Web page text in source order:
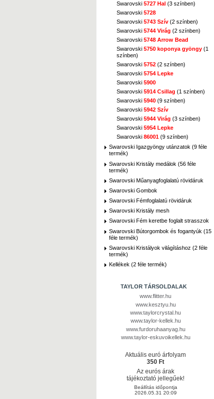
Swarovski 5727 Hal (3 színben)
Swarovski 5728
Swarovski 5743 Szív (2 színben)
Swarovski 5744 Virág (2 színben)
Swarovski 5748 Arrow Bead
Swarovski 5750 koponya gyöngy (1
színben)
Swarovski 5752 (2 színben)
Swarovski 5754 Lepke
Swarovski 5900
Swarovski 5914 Csillag (1 színben)
Swarovski 5940 (9 színben)
Swarovski 5942 Szív
Swarovski 5944 Virág (3 színben)
Swarovski 5954 Lepke
Swarovski 86001 (9 színben)
Swarovski Igazgyöngy utánzatok (9 féle
termék)
Swarovski Kristály medálok (56 féle
termék)
Swarovski Műanyagfoglalatú rövidáruk
Swarovski Gombok
Swarovski Fémfoglalatú rövidáruk
Swarovski Kristály mesh
Swarovski Fém keretbe foglalt strasszok
Swarovski Bútorgombok és fogantyúk (15
féle termék)
Swarovski Kristályok világításhoz (2 féle
termék)
Kellékek (2 féle termék)
TAYLOR TÁRSOLDALAK
www.flitter.hu
www.kesztyu.hu
www.taylorcrystal.hu
www.taylor-kellek.hu
www.furdoruhaanyag.hu
www.taylor-eskuvoikellek.hu
Aktuális euró árfolyam
350 Ft
Az eurós árak
tájékoztató jellegűek!
Beállítás időpontja
2026.05.31 20:09